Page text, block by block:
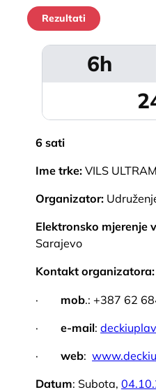
Rezultati
6h
6 sati
Ime trke: VILS
Organizator:
Elektronsko mjerenje
Sarajevo
Kontakt organizatora:
· mob.: +387 62
·e-mail:
·web:
Datum: Subota,